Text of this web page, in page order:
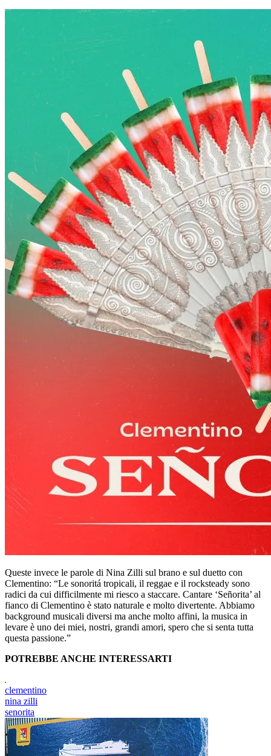
Queste invece le parole di Nina Zilli sul brano e sul duetto con
Clementino: “Le sonoritá tropicali, il reggae e il rocksteady sono
radici da cui difficilmente mi riesco a staccare. Cantare ‘Señorita’ al
fianco di Clementino è stato naturale e molto divertente. Abbiamo
background musicali diversi ma anche molto affini, la musica in
levare è uno dei miei, nostri, grandi amori, spero che si senta tutta
questa passione.”
POTREBBE ANCHE INTERESSARTI
clementino
nina zilli
senorita